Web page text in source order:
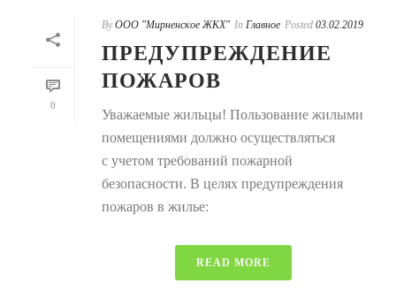
0
By ООО "Мирненское ЖКХ" In Главное Posted 03.02.2019
ПРЕДУПРЕЖДЕНИЕ
ПОЖАРОВ
Уважаемые жильцы! Пользование жилыми
помещениями должно осуществляться
с учетом требований пожарной
безопасности. В целях предупреждения
пожаров в жилье:
READ MORE